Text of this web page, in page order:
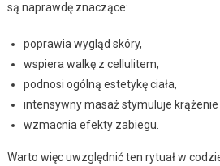
są naprawdę znaczące:
poprawia wygląd skóry,
wspiera walkę z cellulitem,
podnosi ogólną estetykę ciała,
intensywny masaż stymuluje krążenie
wzmacnia efekty zabiegu.
Warto więc uwzględnić ten rytuał w